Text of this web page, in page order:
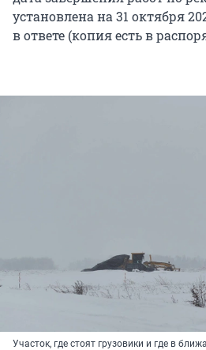
установлена на 31 октября
в ответе (копия есть в
Участок, где стоят грузовики и где в